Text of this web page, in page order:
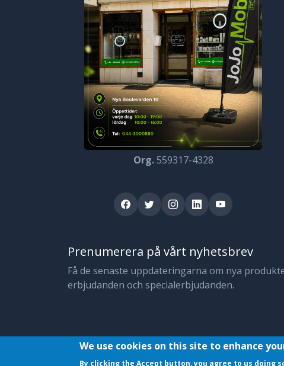
Org.559317-4328
Prenumerera på vårt nyhetsbrev
Få de senaste uppdateringarna om nya
erbjudanden och specialerbjudanden.
© 2023 JojoMobil. All rights reserved.
We use cookies on this site to enhance
By clicking the Accept button, you agree to us doing